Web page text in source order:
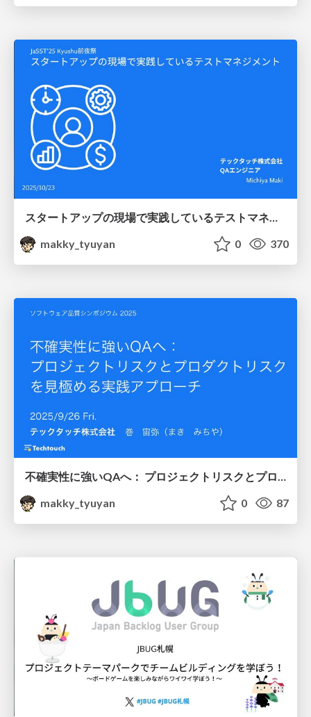
スタートアップの現場で実践しているテストマネジメント #jasst_kyushu
makky_tyuyan
0 370
不確実性に強いQAへ： プロジェクトリスクとプロダクトリスクを見極める実践アプローチ #SQiP2025
makky_tyuyan
0 87